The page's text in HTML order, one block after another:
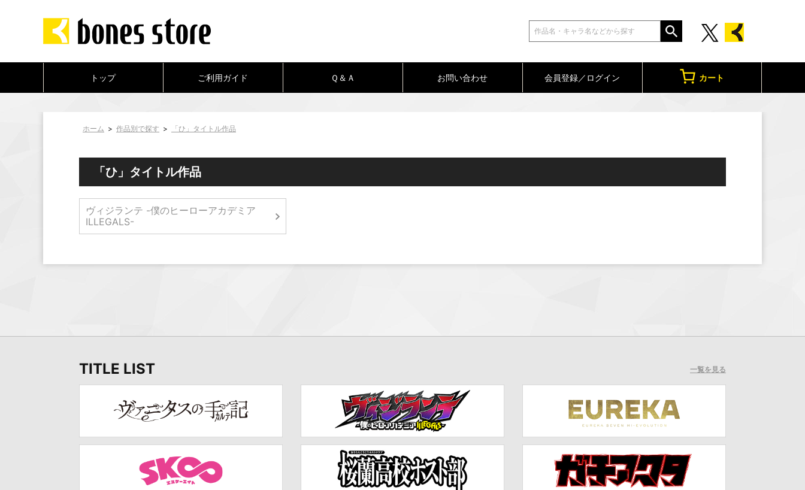
トップ ご利用ガイド Ｑ＆Ａ お問い合わせ 会員登録／ログイン カート
ホーム > 作品別で探す > 「ひ」タイトル作品
「ひ」タイトル作品
ヴィジランテ -僕のヒーローアカデミア
ILLEGALS-
TITLE LIST 一覧を見る